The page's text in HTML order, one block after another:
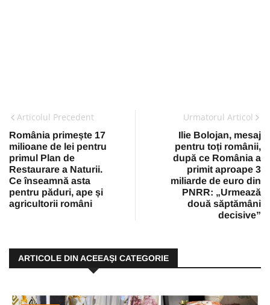
Articolul Precedent
România primește 17
milioane de lei pentru
primul Plan de
Restaurare a Naturii.
Ce înseamnă asta
pentru păduri, ape și
agricultorii români
Urmatorul Articol
Ilie Bolojan, mesaj
pentru toți românii,
după ce România a
primit aproape 3
miliarde de euro din
PNRR: „Urmează
două săptămâni
decisive”
ARTICOLE DIN ACEEAŞI CATEGORIE